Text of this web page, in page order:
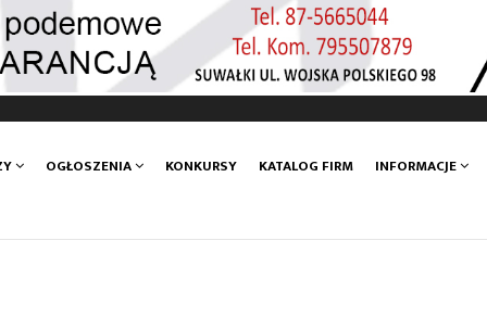
OGŁOSZENIA KONKURSY KATALOG FIRM INFORMACJE